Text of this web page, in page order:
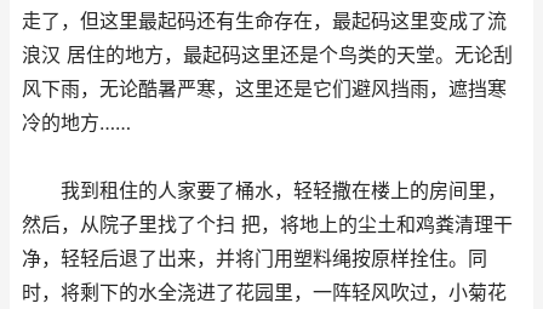
走了，但这里最起码还有生命存在，最起码这里变成了流
浪汉 居住的地方，最起码这里还是个鸟类的天堂。无论刮
风下雨，无论酷暑严寒，这里还是它们避风挡雨，遮挡寒
冷的地方……
我到租住的人家要了桶水，轻轻撒在楼上的房间里，
然后，从院子里找了个扫 把，将地上的尘土和鸡粪清理干
净，轻轻后退了出来，并将门用塑料绳按原样拴住。同
时，将剩下的水全浇进了花园里，一阵轻风吹过，小菊花